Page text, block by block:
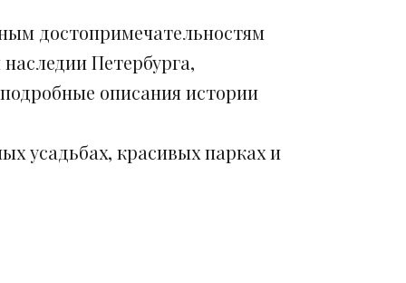
достопримечательностям
Петербурга,
описания истории
усадьбах, красивых парках и